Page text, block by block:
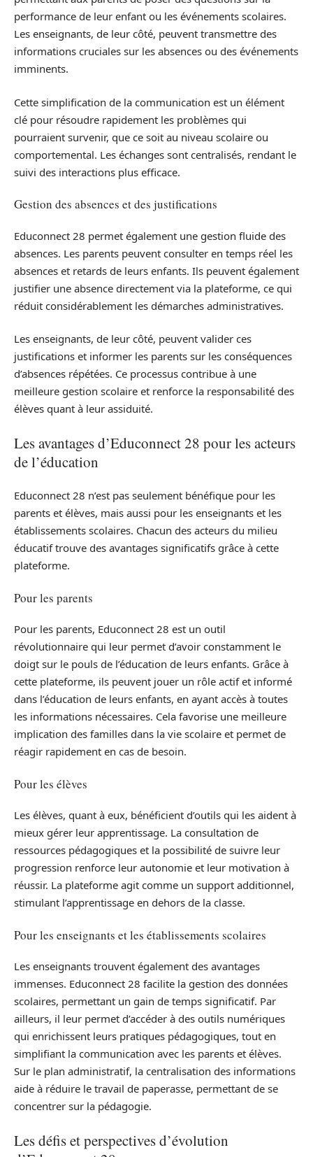
performance de leur enfant ou les événements scolaires.
Les enseignants, de leur côté, peuvent transmettre des
informations cruciales sur les absences ou des événements
imminents.
Cette simplification de la communication est un élément
clé pour résoudre rapidement les problèmes qui
pourraient survenir, que ce soit au niveau scolaire ou
comportemental. Les échanges sont centralisés, rendant le
suivi des interactions plus efficace.
Gestion des absences et des justifications
Educonnect 28 permet également une gestion fluide des
absences. Les parents peuvent consulter en temps réel les
absences et retards de leurs enfants. Ils peuvent également
justifier une absence directement via la plateforme, ce qui
réduit considérablement les démarches administratives.
Les enseignants, de leur côté, peuvent valider ces
justifications et informer les parents sur les conséquences
d’absences répétées. Ce processus contribue à une
meilleure gestion scolaire et renforce la responsabilité des
élèves quant à leur assiduité.
Les avantages d’Educonnect 28 pour les acteurs
de l’éducation
Educonnect 28 n’est pas seulement bénéfique pour les
parents et élèves, mais aussi pour les enseignants et les
établissements scolaires. Chacun des acteurs du milieu
éducatif trouve des avantages significatifs grâce à cette
plateforme.
Pour les parents
Pour les parents, Educonnect 28 est un outil
révolutionnaire qui leur permet d’avoir constamment le
doigt sur le pouls de l’éducation de leurs enfants. Grâce à
cette plateforme, ils peuvent jouer un rôle actif et informé
dans l’éducation de leurs enfants, en ayant accès à toutes
les informations nécessaires. Cela favorise une meilleure
implication des familles dans la vie scolaire et permet de
réagir rapidement en cas de besoin.
Pour les élèves
Les élèves, quant à eux, bénéficient d’outils qui les aident à
mieux gérer leur apprentissage. La consultation de
ressources pédagogiques et la possibilité de suivre leur
progression renforce leur autonomie et leur motivation à
réussir. La plateforme agit comme un support additionnel,
stimulant l’apprentissage en dehors de la classe.
Pour les enseignants et les établissements scolaires
Les enseignants trouvent également des avantages
immenses. Educonnect 28 facilite la gestion des données
scolaires, permettant un gain de temps significatif. Par
ailleurs, il leur permet d’accéder à des outils numériques
qui enrichissent leurs pratiques pédagogiques, tout en
simplifiant la communication avec les parents et élèves.
Sur le plan administratif, la centralisation des informations
aide à réduire le travail de paperasse, permettant de se
concentrer sur la pédagogie.
Les défis et perspectives d’évolution